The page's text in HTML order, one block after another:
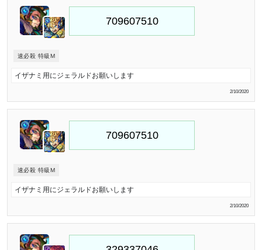
速必殺 特級M
イザナミ用にジェラルドお願いします
2/10/2020
速必殺 特級M
イザナミ用にジェラルドお願いします
2/10/2020